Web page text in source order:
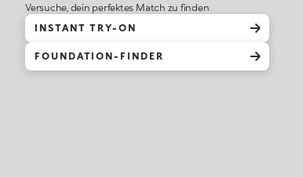
Versuche, dein perfektes Match zu finden
INSTANT TRY-ON
FOUNDATION-FINDER